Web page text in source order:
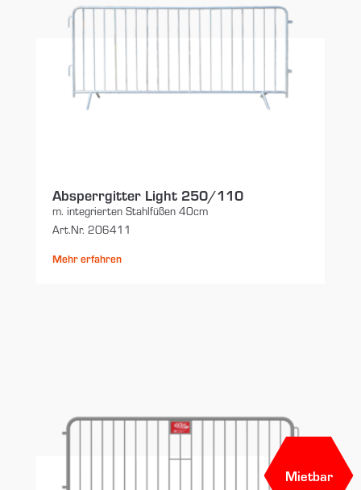
Absperrgitter Light 250/110
m. integrierten Stahlfüßen 40cm
Art.Nr. 206411
Mehr erfahren
Mietbar